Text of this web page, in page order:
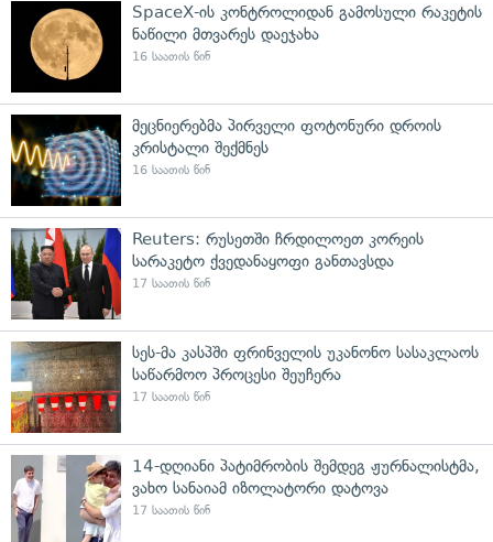
SpaceX-ის კონტროლიდან გამოსული რაკეტის
ნაწილი მთვარეს დაეჯახა
16 საათის წინ
მეცნიერებმა პირველი ფოტონური დროის
კრისტალი შექმნეს
16 საათის წინ
Reuters: რუსეთში ჩრდილოეთ კორეის
სარაკეტო ქვედანაყოფი განთავსდა
17 საათის წინ
სეს-მა კასპში ფრინველის უკანონო სასაკლაოს
საწარმოო პროცესი შეუჩერა
17 საათის წინ
14-დღიანი პატიმრობის შემდეგ ჟურნალისტმა,
ვახო სანაიამ იზოლატორი დატოვა
17 საათის წინ